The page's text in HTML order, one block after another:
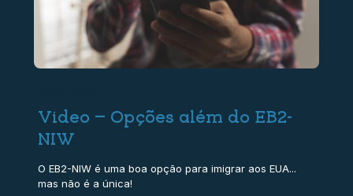
Video – Opções além do EB2-
NIW
O EB2-NIW é uma boa opção para imigrar aos EUA...
mas não é a única!